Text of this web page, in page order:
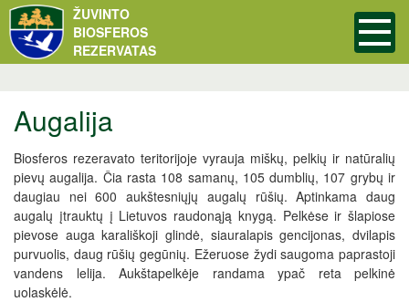
ŽUVINTO
BIOSFEROS
REZERVATAS
Augalija
Biosferos rezeravato teritorijoje vyrauja miškų, pelkių ir natūralių
pievų augalija. Čia rasta 108 samanų, 105 dumblių, 107 grybų ir
daugiau nei 600 aukštesniųjų augalų rūšių. Aptinkama daug
augalų įtrauktų į Lietuvos raudonąją knygą. Pelkėse ir šlapiose
pievose auga karališkoji glindė, siauralapis gencijonas, dvilapis
purvuolis, daug rūšių gegūnių. Ežeruose žydi saugoma paprastoji
vandens lelija. Aukštapelkėje randama ypač reta pelkinė
uolaskėlė.